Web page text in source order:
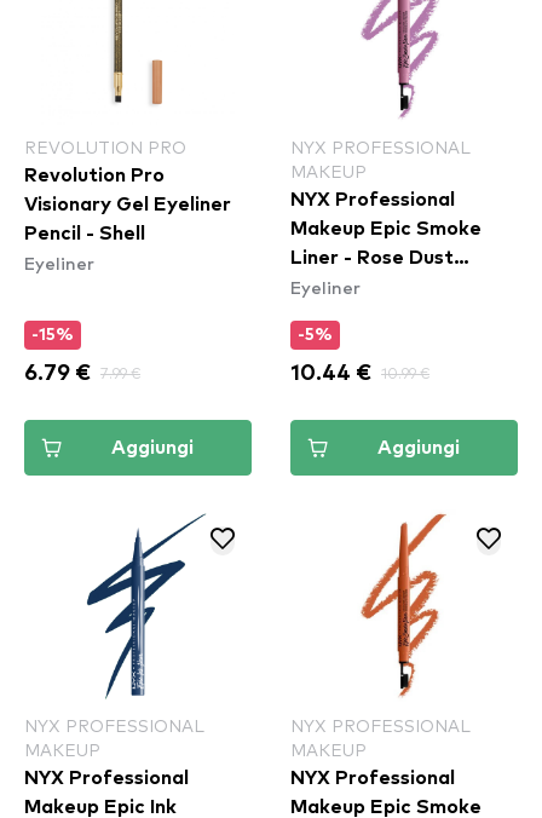
REVOLUTION PRO
Revolution Pro
Visionary Gel Eyeliner
Pencil - Shell
Eyeliner
-15%
6.79 € 7.99 €
Aggiungi
NYX PROFESSIONAL
MAKEUP
NYX Professional
Makeup Epic Smoke
Liner - Rose Dust
(ESL04)
Eyeliner
-5%
10.44 € 10.99 €
Aggiungi
NYX PROFESSIONAL
MAKEUP
NYX Professional
Makeup Epic Ink
NYX PROFESSIONAL
MAKEUP
NYX Professional
Makeup Epic Smoke